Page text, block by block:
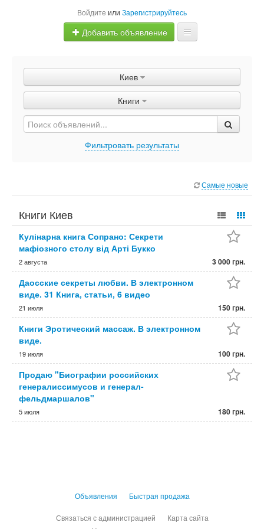
Войдите или Зарегистрируйтесь
Добавить объявление
Объявления
Быстрая продажа
Киев
Книги
Фильтровать результаты
Самые новые
Книги Киев
Кулінарна книга Сопрано: Секрети
мафіозного столу від Арті Букко
2 августа 3 000 грн.
Даосские секреты любви. В электронном
виде. 31 Книга, статьи, 6 видео
21 июля 150 грн.
Книги Эротический массаж. В электронном
виде.
19 июля 100 грн.
Продаю "Биографии российских
генералиссимусов и генерал-
фельдмаршалов"
5 июля 180 грн.
Объявления Быстрая продажа
Связаться с администрацией
Карта сайта